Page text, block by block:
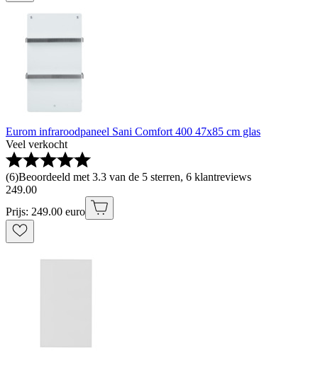
Eurom infraroodpaneel Sani Comfort 400 47x85 cm glas
Veel verkocht
(6)Beoordeeld met 3.3 van de 5 sterren, 6 klantreviews
249.00
Prijs: 249.00 euro